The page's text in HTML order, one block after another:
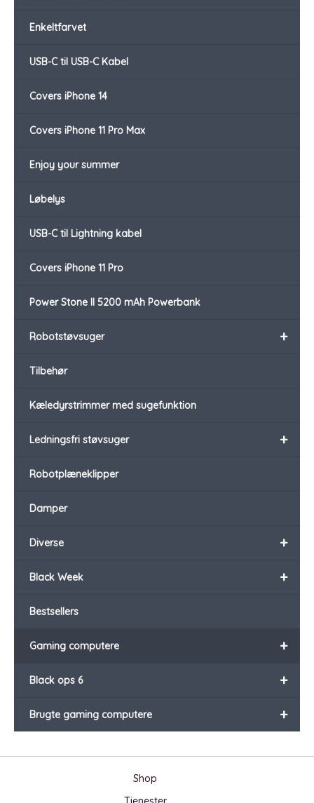
Enkeltfarvet
USB-C til USB-C Kabel
Covers iPhone 14
Covers iPhone 11 Pro Max
Enjoy your summer
Løbelys
USB-C til Lightning kabel
Covers iPhone 11 Pro
Power Stone II 5200 mAh Powerbank
+
Robotstøvsuger
Tilbehør
Kæledyrstrimmer med sugefunktion
+
Ledningsfri støvsuger
Robotplæneklipper
Damper
+
Diverse
+
Black Week
Bestsellers
+
Gaming computere
+
Black ops 6
+
Brugte gaming computere
Shop